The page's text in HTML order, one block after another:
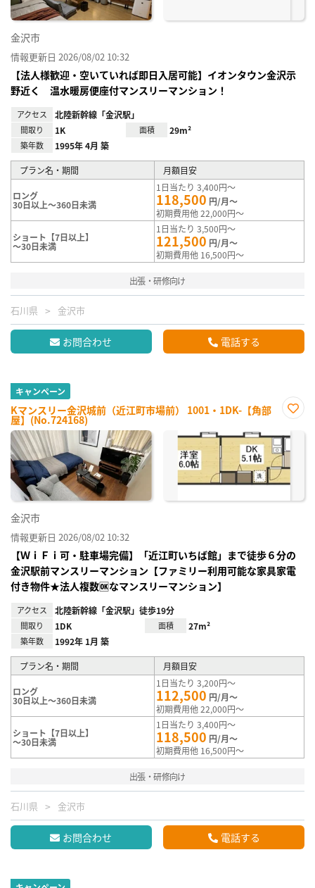
金沢市
情報更新日 2026/08/02 10:32
【法人様歓迎・空いていれば即日入居可能】イオンタウン金沢示
野近く 温水暖房便座付マンスリーマンション！
アクセス 北陸新幹線「金沢駅」
間取り 1K 面積 29m²
築年数 1995年 4月 築
プラン名・期間 月額目安
ロング
30日以上～360日未満
1日当たり 3,400円～
118,500 円/月～
初期費用他 22,000円～
ショート【7日以上】
～30日未満
1日当たり 3,500円～
121,500 円/月～
初期費用他 16,500円～
出張・研修向け
石川県 金沢市
お問合わせ 電話する
キャンペーン
Kマンスリー金沢城前（近江町市場前） 1001・1DK-【角部
屋】(No.724168)
に入
り登
録
金沢市
情報更新日 2026/08/02 10:32
【ＷｉＦｉ可・駐車場完備】「近江町いちば館」まで徒歩６分の
金沢駅前マンスリーマンション【ファミリー利用可能な家具家電
付き物件★法人複数🆗なマンスリーマンション】
アクセス 北陸新幹線「金沢駅」徒歩19分
間取り 1DK 面積 27m²
築年数 1992年 1月 築
プラン名・期間 月額目安
ロング
30日以上～360日未満
1日当たり 3,200円～
112,500 円/月～
初期費用他 22,000円～
ショート【7日以上】
～30日未満
1日当たり 3,400円～
118,500 円/月～
初期費用他 16,500円～
出張・研修向け
石川県 金沢市
お問合わせ 電話する